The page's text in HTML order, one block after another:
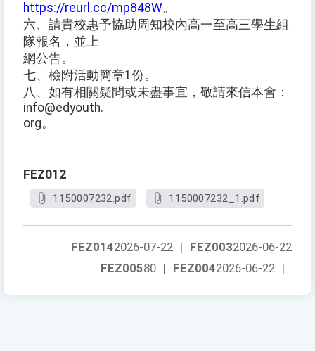
https://reurl.cc/mp848W。
六、請貴校惠予協助周知校內高一至高三學生組
隊報名，並上
網公告。
七、檢附活動簡章1份。
八、如有相關疑問或未盡事宜，敬請來信本會：
info@edyouth.
org。
FEZ012
1150007232.pdf 1150007232_1.pdf
FEZ0032026-06-22
FEZ0142026-07-22 |
FEZ0042026-06-22 |
FEZ00580 |